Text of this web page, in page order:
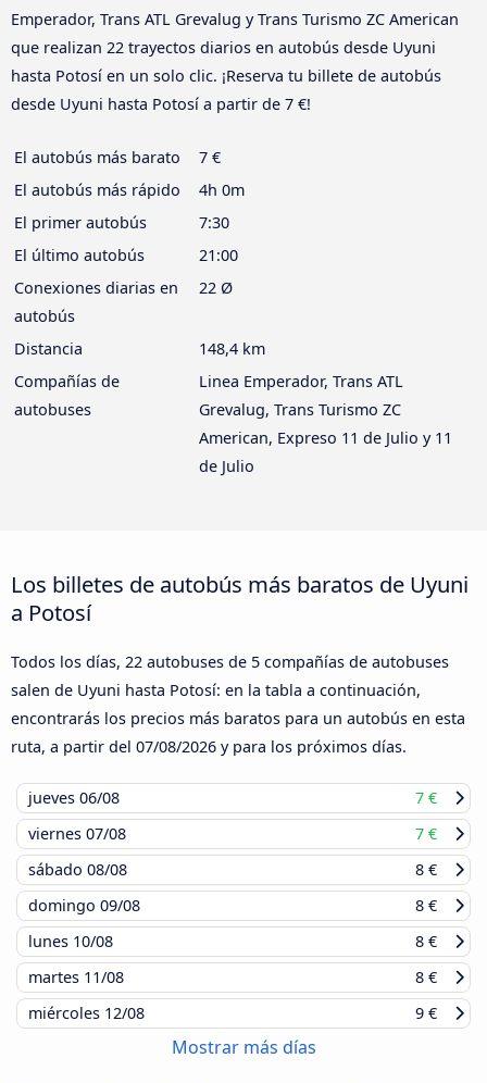
Emperador, Trans ATL Grevalug y Trans Turismo ZC American
que realizan 22 trayectos diarios en autobús desde Uyuni
hasta Potosí en un solo clic. ¡Reserva tu billete de autobús
desde Uyuni hasta Potosí a partir de 7 €!
El autobús más barato
7 €
El autobús más rápido
4h 0m
El primer autobús
7:30
El último autobús
21:00
Conexiones diarias en
autobús
22 Ø
Distancia
148,4 km
Compañías de
autobuses
Linea Emperador, Trans ATL
Grevalug, Trans Turismo ZC
American, Expreso 11 de Julio y 11
de Julio
Los billetes de autobús más baratos de Uyuni
a Potosí
Todos los días, 22 autobuses de 5 compañías de autobuses
salen de Uyuni hasta Potosí: en la tabla a continuación,
encontrarás los precios más baratos para un autobús en esta
ruta, a partir del 07/08/2026 y para los próximos días.
jueves 06/08
7 €
viernes 07/08
7 €
sábado 08/08
8 €
domingo 09/08
8 €
lunes 10/08
8 €
martes 11/08
8 €
miércoles 12/08 9 €
Mostrar más días